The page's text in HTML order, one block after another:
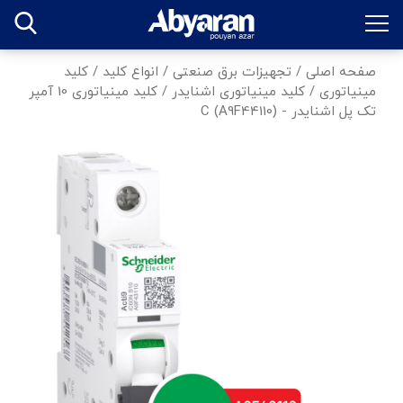
صفحه اصلی / تجهیزات برق صنعتی / انواع کلید / کلید
مینیاتوری / کلید مینیاتوری اشنایدر /
کلید مینیاتوری 10 آمپر
تک پل اشنایدر - C (A9F44110)